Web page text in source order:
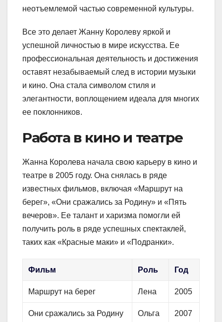
неотъемлемой частью современной культуры.
Все это делает Жанну Королеву яркой и
успешной личностью в мире искусства. Ее
профессиональная деятельность и достижения
оставят незабываемый след в истории музыки
и кино. Она стала символом стиля и
элегантности, воплощением идеала для многих
ее поклонников.
Работа в кино и театре
Жанна Королева начала свою карьеру в кино и
театре в 2005 году. Она снялась в ряде
известных фильмов, включая «Маршрут на
берег», «Они сражались за Родину» и «Пять
вечеров». Ее талант и харизма помогли ей
получить роль в ряде успешных спектаклей,
таких как «Красные маки» и «Подранки».
Фильм Роль Год
Маршрут на берег Лена 2005
Они сражались за Родину Ольга 2007